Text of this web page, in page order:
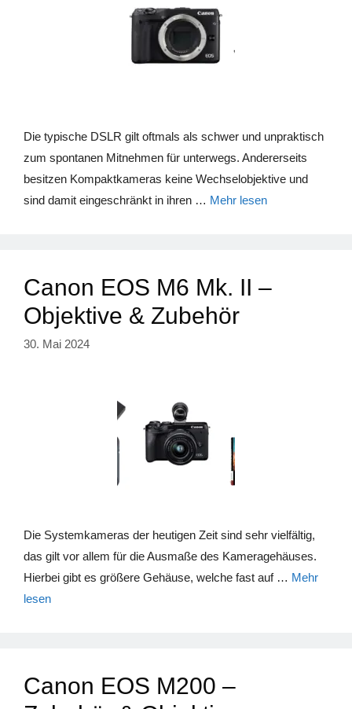
Die typische DSLR gilt oftmals als schwer und unpraktisch
zum spontanen Mitnehmen für unterwegs. Andererseits
besitzen Kompaktkameras keine Wechselobjektive und
sind damit eingeschränkt in ihren … Mehr lesen
Canon EOS M6 Mk. II –
Objektive & Zubehör
30. Mai 2024
Die Systemkameras der heutigen Zeit sind sehr vielfältig,
das gilt vor allem für die Ausmaße des Kameragehäuses.
Hierbei gibt es größere Gehäuse, welche fast auf … Mehr
lesen
Canon EOS M200 –